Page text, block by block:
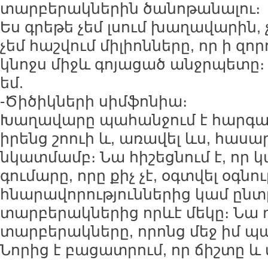
տարբերակներին ծանոթանալու։
Ես գրեթե չեմ լսում խաղավարին,
չեմ հաշվում միլիոնները, որ ի
կնոջս միջև գոյացած
եմ.
-Ծիծիկների սիմֆոնիա։
Խաղավարը պահանջում է
իրենց շոուի և, առավել ևս,
նկատմամբ։ Նա հիշեցնում է, որ
գումարը, որը քիչ չէ, օգտվել
հնարավորություններից կամ
տարբերակներից որևէ մեկը։ Նա
տարբերակները, որոնց մեջ իմ
Նորից է բացատրում, որ ճիշտը և